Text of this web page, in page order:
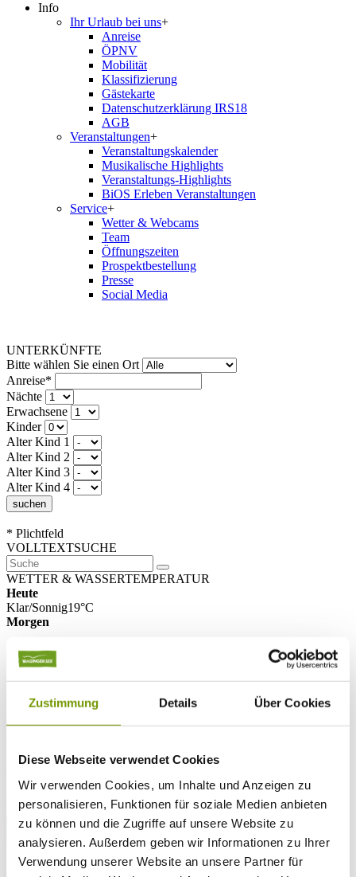
Zustimmung Details Über Cookies
Diese Webseite verwendet Cookies
Wir verwenden Cookies, um Inhalte und Anzeigen zu
personalisieren, Funktionen für soziale Medien anbieten
zu können und die Zugriffe auf unsere Website zu
analysieren. Außerdem geben wir Informationen zu Ihrer
Verwendung unserer Website an unsere Partner für
Info
Ihr Urlaub bei uns+
Anreise
ÖPNV
Mobilität
Klassifizierung
Gästekarte
Datenschutzerklärung IRS18
AGB
Veranstaltungen+
Veranstaltungskalender
Musikalische Highlights
Veranstaltungs-Highlights
BiOS Erleben Veranstaltungen
Service+
Wetter & Webcams
Team
Öffnungszeiten
Prospektbestellung
Presse
Social Media
UNTERKÜNFTE
Bitte wählen Sie einen Ort
Anreise*
Nächte
Erwachsene
Kinder
Alter Kind 1
Alter Kind 2
Alter Kind 3
Alter Kind 4
suchen
* Plichtfeld
VOLLTEXTSUCHE
WETTER & WASSERTEMPERATUR
Heute
Klar/Sonnig19°C
Morgen
30°C
Di 11.08
Wassertemperatur
25°CCampingplatz Gut Horn
25°CStrandbad Seeteufel
WEBCAM